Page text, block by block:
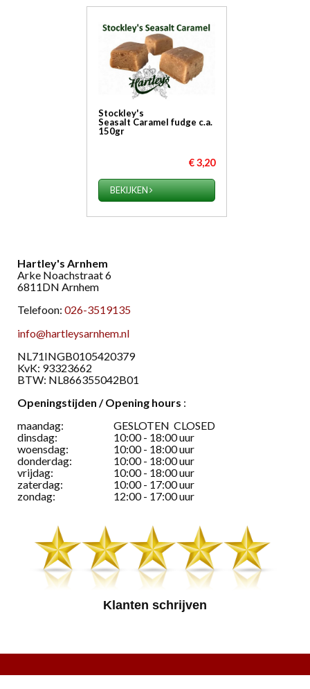
Stockley's
Seasalt Caramel fudge c.a.
150gr
€ 3,20
BEKIJKEN
Hartley's Arnhem
Arke Noachstraat 6
6811DN Arnhem
Telefoon: 026-3519135
info@hartleysarnhem.nl
​NL71INGB0105420379
KvK: 93323662
BTW: NL866355042B01
Openingstijden / Opening hours :
maandag:
GESLOTEN CLOSED
dinsdag:
10:00 - 18:00 uur
woensdag:
10:00 - 18:00 uur
donderdag:
10:00 - 18:00 uur
vrijdag:
10:00 - 18:00 uur
zaterdag:
10:00 - 17:00 uur
zondag:
12:00 - 17:00 uur
Klanten schrijven